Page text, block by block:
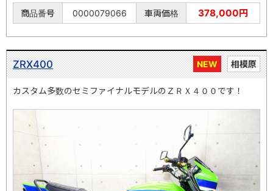
商品番号 0000079066 車両価格 378,000円
NEW 相模原
ZRX400
カスタム多数のセミファイナルモデルのＺＲＸ４００です！